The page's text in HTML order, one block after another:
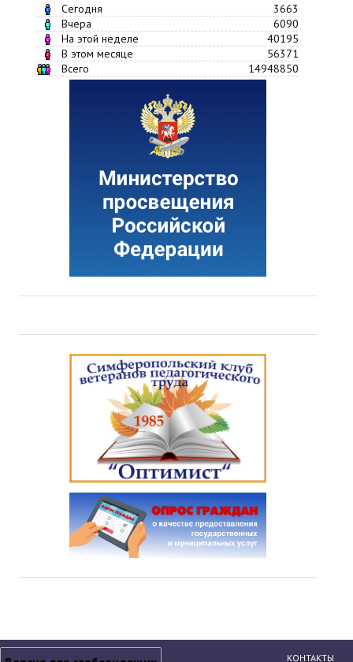
Сегодня
3663
Вчера
6090
На этой неделе
40195
В этом месяце
56371
Всего
14948850
КОНТАКТЫ